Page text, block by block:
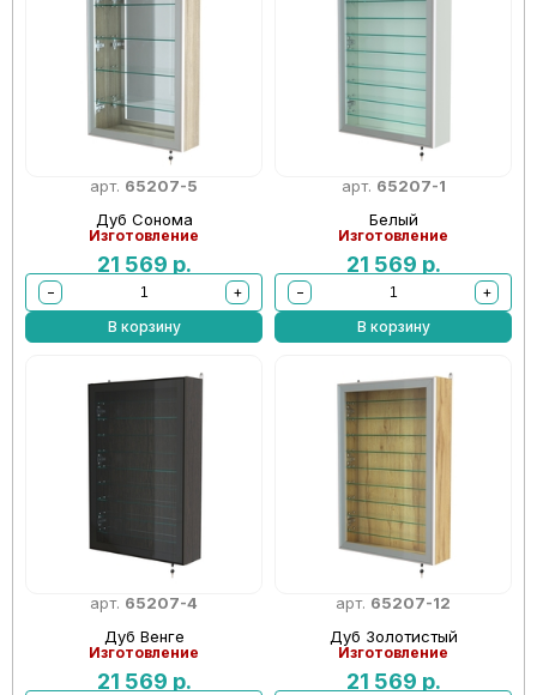
арт. 65207-5
Дуб Сонома
Изготовление
21 569 р.
−
+
В корзину
арт. 65207-1
Белый
Изготовление
21 569 р.
−
+
В корзину
арт. 65207-4
Дуб Венге
Изготовление
21 569 р.
арт. 65207-12
Дуб Золотистый
Изготовление
21 569 р.